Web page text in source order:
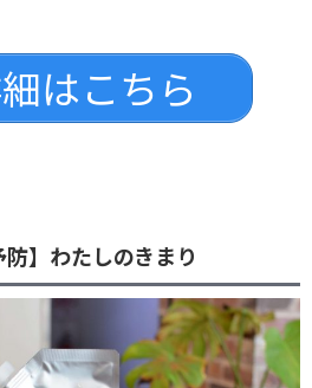
はこちら
】わたしのきまり